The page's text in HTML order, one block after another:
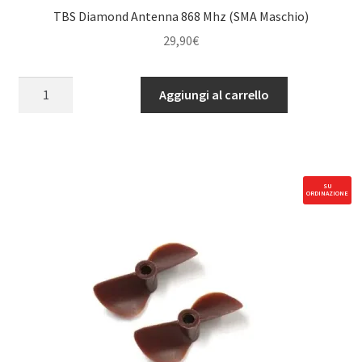
TBS Diamond Antenna 868 Mhz (SMA Maschio)
29,90€
Aggiungi al carrello
SU
ORDINAZIONE